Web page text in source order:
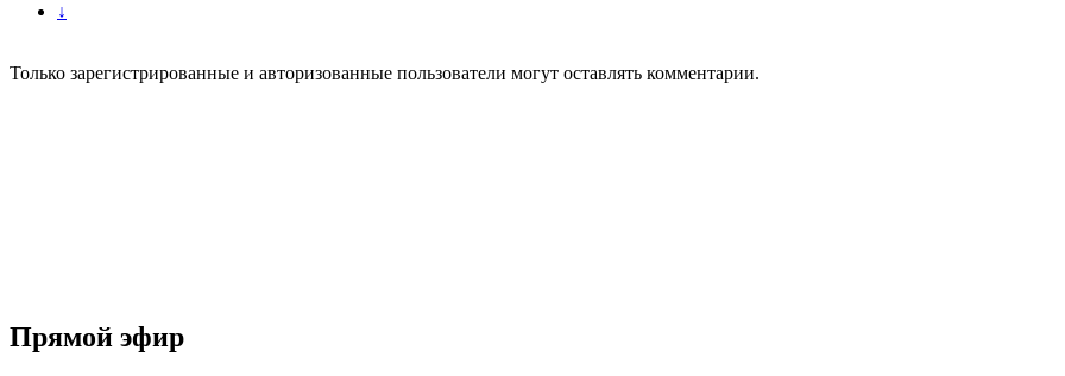
↓
Только зарегистрированные и авторизованные пользователи могут оставлять комментарии.
Прямой эфир